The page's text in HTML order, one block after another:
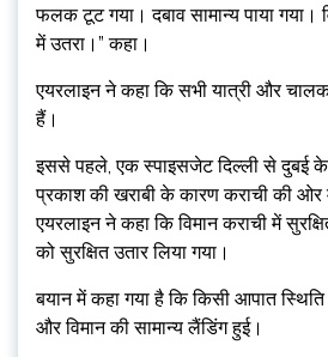
फलक टूट गया। दबाव सामान्य पाया गया।
में उतरा।” कहा।
एयरलाइन ने कहा कि सभी यात्री और
हैं।
इससे पहले, एक स्पाइसजेट दिल्ली से दुबई
प्रकाश की खराबी के कारण कराची की ओर
एयरलाइन ने कहा कि विमान कराची में
को सुरक्षित उतार लिया गया।
बयान में कहा गया है कि किसी आपात स्थिति
और विमान की सामान्य लैंडिंग हुई।